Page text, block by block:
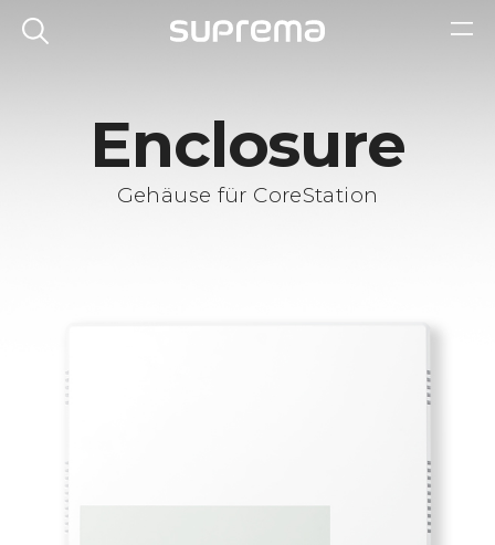
Enclosure
Gehäuse für CoreStation